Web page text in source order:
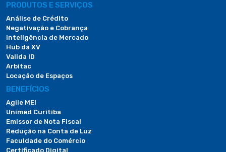
PRODUTOS E SERVIÇOS
Análise de Crédito
Negativação e Cobrança
Inteligência de Mercado
Hub da XV
Valida ID
Arbitac
Locação de Espaços
BENEFÍCIOS
Agile MEI
Unimed Curitiba
Emissor de Nota Fiscal
Redução na Conta de Luz
Faculdade do Comércio
Certificado Digital